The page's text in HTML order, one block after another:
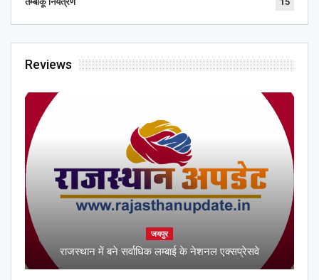
Reviews
जयपुर
राजस्थान में बने सर्वाधिक लम्बाई के नेशनल एक्सप्रेसवे